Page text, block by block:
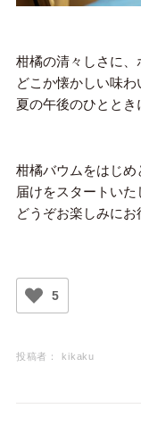
柑橘の清々しさに、
どこか懐かしい味わ
夏の午後のひととき
柑橘バウムをはじ
届けをスタートいた
どうぞお楽しみにお
5
投稿者： kikaku